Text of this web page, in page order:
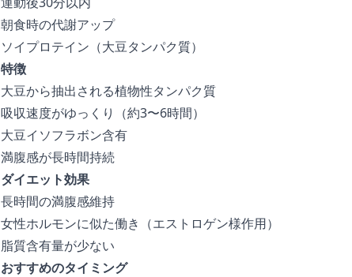
朝食時の代謝アップ
ソイプロテイン（大豆タンパク質）
特徴
大豆から抽出される植物性タンパク質
吸収速度がゆっくり（約3〜6時間）
大豆イソフラボン含有
満腹感が長時間持続
ダイエット効果
長時間の満腹感維持
女性ホルモンに似た働き（エストロゲン様作用）
脂質含有量が少ない
おすすめのタイミング